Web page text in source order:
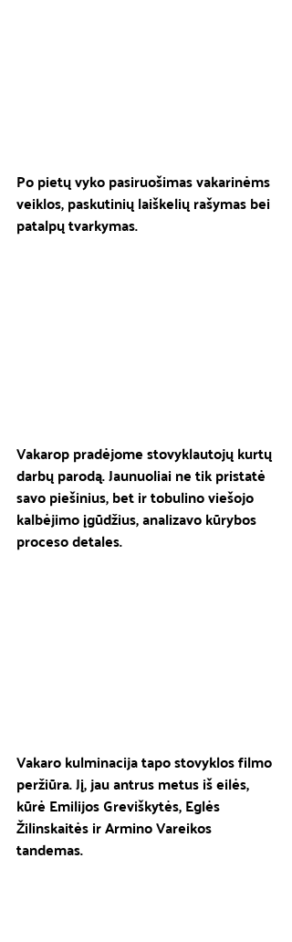
Po pietų vyko pasiruošimas vakarinėms
veiklos, paskutinių laiškelių rašymas bei
patalpų tvarkymas.
Vakarop pradėjome stovyklautojų kurtų
darbų parodą. Jaunuoliai ne tik pristatė
savo piešinius, bet ir tobulino viešojo
kalbėjimo įgūdžius, analizavo kūrybos
proceso detales.
Vakaro kulminacija tapo stovyklos filmo
peržiūra. Jį, jau antrus metus iš eilės,
kūrė Emilijos Greviškytės, Eglės
Žilinskaitės ir Armino Vareikos
tandemas.